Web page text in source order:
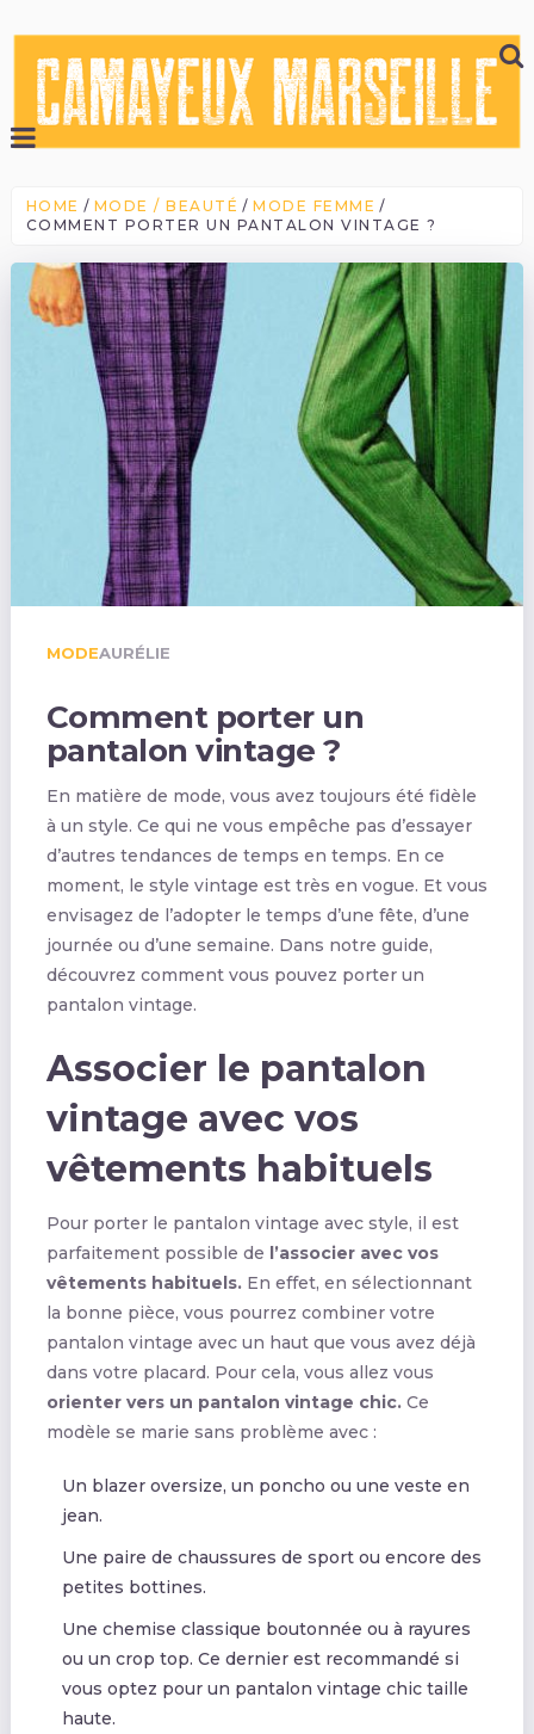
HOME MODE / BEAUTÉ
MODE FEMME
COMMENT PORTER UN PANTALON VINTAGE ?
MODEAURÉLIE
Comment porter un
pantalon vintage ?
En matière de mode, vous avez toujours été fidèle
à un style. Ce qui ne vous empêche pas d’essayer
d’autres tendances de temps en temps. En ce
moment, le style vintage est très en vogue. Et vous
envisagez de l’adopter le temps d’une fête, d’une
journée ou d’une semaine. Dans notre guide,
découvrez comment vous pouvez porter un
pantalon vintage.
Associer le pantalon
vintage avec vos
vêtements habituels
Pour porter le pantalon vintage avec style, il est
parfaitement possible de l’associer avec vos
vêtements habituels. En effet, en sélectionnant
la bonne pièce, vous pourrez combiner votre
pantalon vintage avec un haut que vous avez déjà
dans votre placard. Pour cela, vous allez vous
orienter vers un pantalon vintage chic. Ce
modèle se marie sans problème avec :
Un blazer oversize, un poncho ou une veste en
jean.
Une paire de chaussures de sport ou encore des
petites bottines.
Une chemise classique boutonnée ou à rayures
ou un crop top. Ce dernier est recommandé si
vous optez pour un pantalon vintage chic taille
haute.